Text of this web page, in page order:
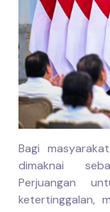
Bagi
dimaknai
Perjuangan
ketertinggalan,